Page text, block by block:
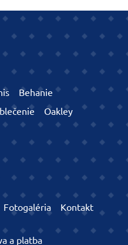
Behanie
Oakley
Fotogaléria Kontakt
a platba